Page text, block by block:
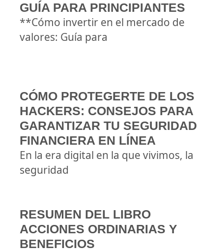
GUÍA PARA PRINCIPIANTES
**Cómo invertir en el mercado de
valores: Guía para
CÓMO PROTEGERTE DE LOS
HACKERS: CONSEJOS PARA
GARANTIZAR TU SEGURIDAD
FINANCIERA EN LÍNEA
En la era digital en la que vivimos, la
seguridad
RESUMEN DEL LIBRO
ACCIONES ORDINARIAS Y
BENEFICIOS